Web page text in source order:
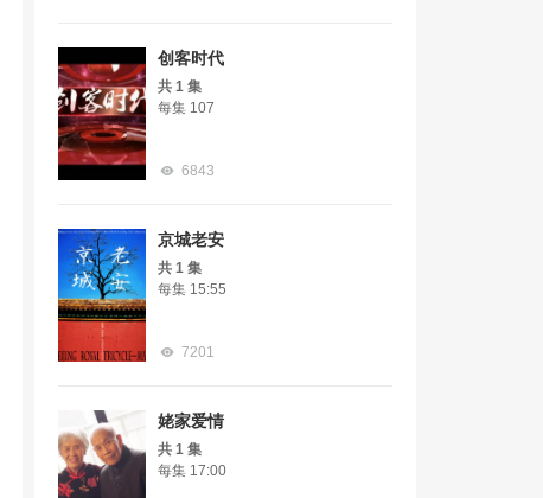
创客时代
共 1 集
每集 107
6843
京城老安
共 1 集
每集 15:55
7201
姥家爱情
共 1 集
每集 17:00